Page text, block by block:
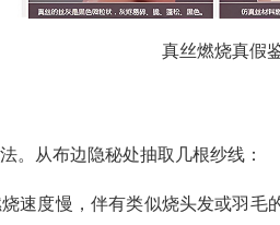
真丝燃烧真假
。从布边隐秘处抽取几根纱线：
速度慢，伴有类似烧头发或羽